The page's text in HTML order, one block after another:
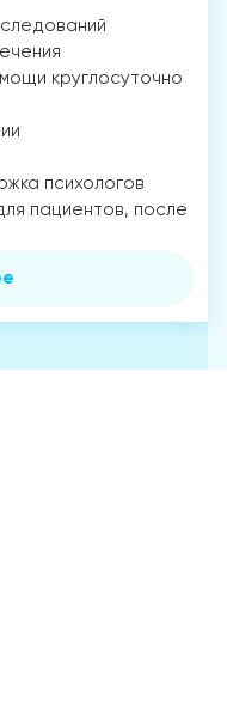
круглосуточно
психологов
пациентов, после